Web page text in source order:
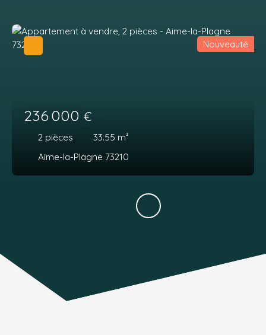
236 000 €
2 pièces 33.55 m²
Aime-la-Plagne 73210
Nouveauté